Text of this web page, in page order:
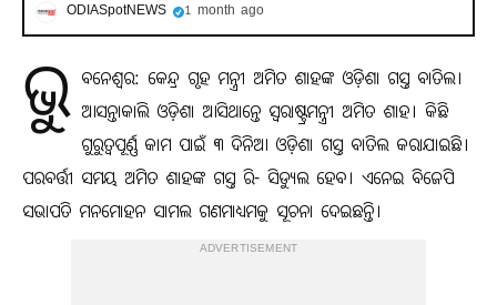
ODIASpotNEWS 1 month ago
ଭୁ ବନେଶ୍ୱର: କେନ୍ଦ୍ର ଗୃହ ମନ୍ତ୍ରୀ ଅମିତ ଶାହଙ୍କ ଓଡ଼ିଶା ଗସ୍ତ ବାତିଲ।
ଆସନ୍ତାକାଲି ଓଡ଼ିଶା ଆସିଥାନ୍ତେ ସ୍ବରାଷ୍ଟ୍ରମନ୍ତ୍ରୀ ଅମିତ ଶାହ। କିଛି
ଗୁରୁତ୍ବପୂର୍ଣ୍ଣ କାମ ପାଇଁ ୩ ଦିନିଆ ଓଡ଼ିଶା ଗସ୍ତ ବାତିଲ କରାଯାଇଛି।
ପରବର୍ତ୍ତୀ ସମୟ ଅମିତ ଶାହଙ୍କ ଗସ୍ତ ରି- ସିଡ୍ୟୁଲ ହେବ। ଏନେଇ ବିଜେପି
ସଭାପତି ମନମୋହନ ସାମଲ ଗଣମାଧ୍ୟମକୁ ସୂଚନା ଦେଇଛନ୍ତି।
ADVERTISEMENT